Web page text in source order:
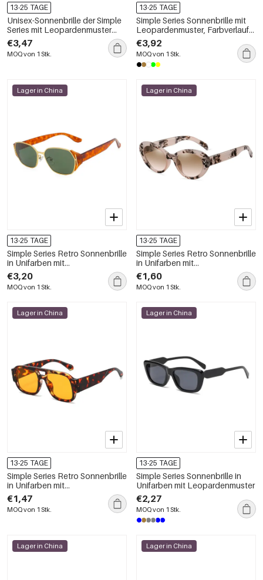
13-25 TAGE
Unisex-Sonnenbrille der Simple
Series mit Leopardenmuster
und Farbverlauf.
€3,47
MOQ von 1 Stk.
13-25 TAGE
Simple Series Sonnenbrille mit
Leopardenmuster, Farbverlauf
und Unisex-Design
€3,92
MOQ von 1 Stk.
Lager in China
13-25 TAGE
Simple Series Retro Sonnenbrille
in Unifarben mit
Leopardenmuster
€3,20
MOQ von 1 Stk.
Lager in China
13-25 TAGE
Simple Series Retro Sonnenbrille
in Unifarben mit
Leopardenmuster
€1,60
MOQ von 1 Stk.
Lager in China
13-25 TAGE
Simple Series Retro Sonnenbrille
in Unifarben mit
Leopardenmuster
€1,47
MOQ von 1 Stk.
Lager in China
13-25 TAGE
Simple Series Sonnenbrille in
Unifarben mit Leopardenmuster
€2,27
MOQ von 1 Stk.
Lager in China Lager in China